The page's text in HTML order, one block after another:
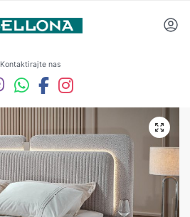
Kontaktirajte nas